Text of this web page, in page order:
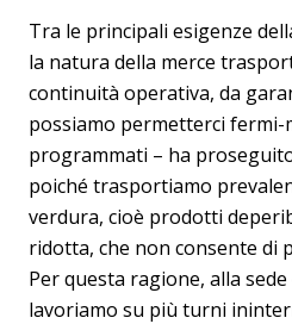
Tra le principali esigenze
la natura della merce
continuità operativa, da
possiamo permetterci fermi-
programmati – ha
poiché trasportiamo
verdura, cioè prodotti
ridotta, che non consente di
Per questa ragione, alla
lavoriamo su più turni